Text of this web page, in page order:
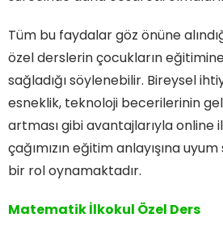
Tüm bu faydalar göz önüne
özel derslerin çocukların
sağladığı söylenebilir. Bireysel
esneklik, teknoloji becerilerinin
artması gibi avantajlarıyla online
çağımızın eğitim anlayışına
bir rol oynamaktadır.
Matematik İlkokul Özel Ders